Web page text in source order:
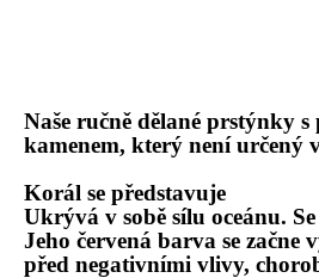
Naše ručně dělané prstýnky s
kamenem, který není určený
Korál se představuje
Ukrývá v sobě sílu oceánu.
Jeho červená barva se začne
před negativními vlivy,